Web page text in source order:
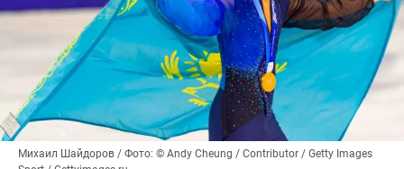
Михаил Шайдоров / Фото: © Andy Cheung / Contributor / Getty Images